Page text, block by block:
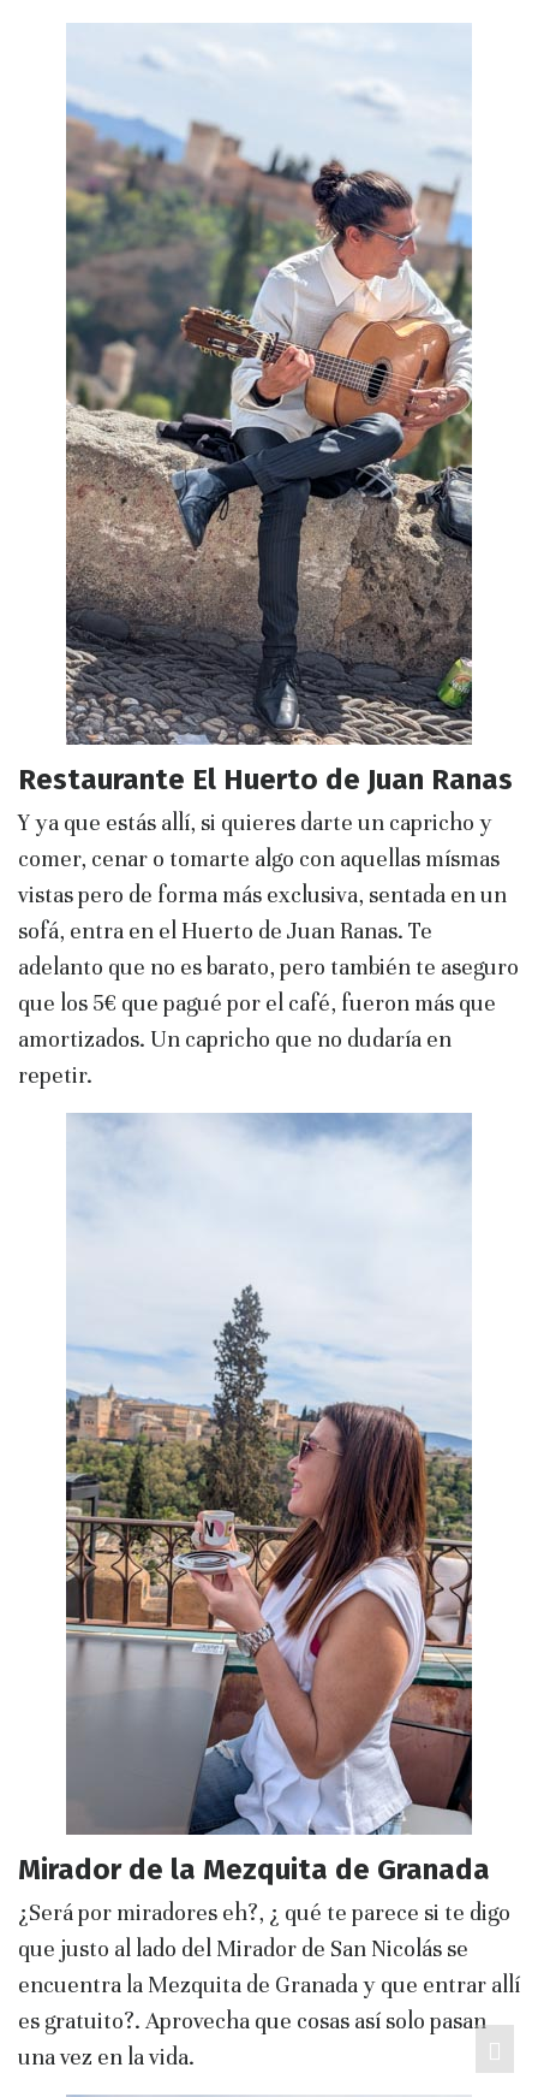
Restaurante El Huerto de Juan Ranas
Y ya que estás allí, si quieres darte un capricho y
comer, cenar o tomarte algo con aquellas mísmas
vistas pero de forma más exclusiva, sentada en un
sofá, entra en el Huerto de Juan Ranas. Te
adelanto que no es barato, pero también te aseguro
que los 5€ que pagué por el café, fueron más que
amortizados. Un capricho que no dudaría en
repetir.
Mirador de la Mezquita de Granada
¿Será por miradores eh?, ¿ qué te parece si te digo
que justo al lado del Mirador de San Nicolás se
encuentra la Mezquita de Granada y que entrar allí
es gratuito?. Aprovecha que cosas así solo pasan
una vez en la vida.